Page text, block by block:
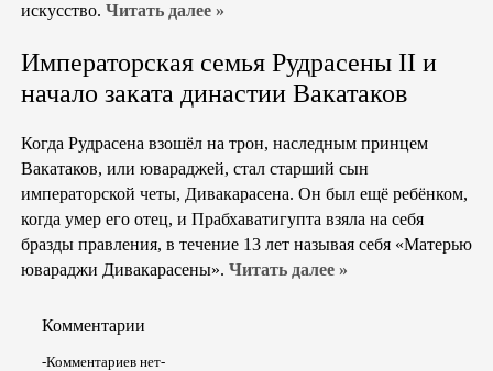
искусство. Читать далее »
Императорская семья Рудрасены II и
начало заката династии Вакатаков
Когда Рудрасена взошёл на трон, наследным принцем
Вакатаков, или ювараджей, стал старший сын
императорской четы, Дивакарасена. Он был ещё ребёнком,
когда умер его отец, и Прабхаватигупта взяла на себя
бразды правления, в течение 13 лет называя себя «Матерью
ювараджи Дивакарасены». Читать далее »
Комментарии
-Комментариев нет-